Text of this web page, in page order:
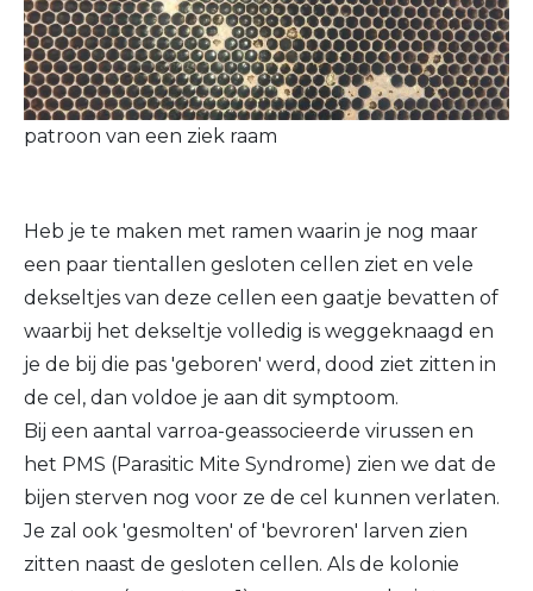
patroon van een ziek raam
Heb je te maken met ramen waarin je nog maar
een paar tientallen gesloten cellen ziet en vele
dekseltjes van deze cellen een gaatje bevatten of
waarbij het dekseltje volledig is weggeknaagd en
je de bij die pas 'geboren' werd, dood ziet zitten in
de cel, dan voldoe je aan dit symptoom.
Bij een aantal varroa-geassocieerde virussen en
het PMS (Parasitic Mite Syndrome) zien we dat de
bijen sterven nog voor ze de cel kunnen verlaten.
Je zal ook 'gesmolten' of 'bevroren' larven zien
zitten naast de gesloten cellen. Als de kolonie